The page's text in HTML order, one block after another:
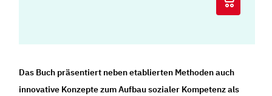
Das Buch präsentiert neben etablierten Methoden auch
innovative Konzepte zum Aufbau sozialer Kompetenz als